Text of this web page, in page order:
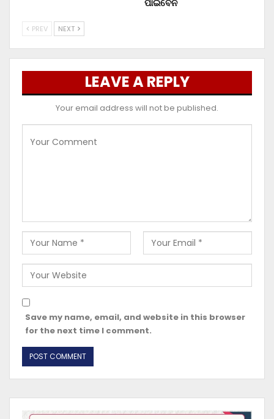
ପାଇବେନି
PREV NEXT
LEAVE A REPLY
Your email address will not be published.
Save my name, email, and website in this browser
for the next time I comment.